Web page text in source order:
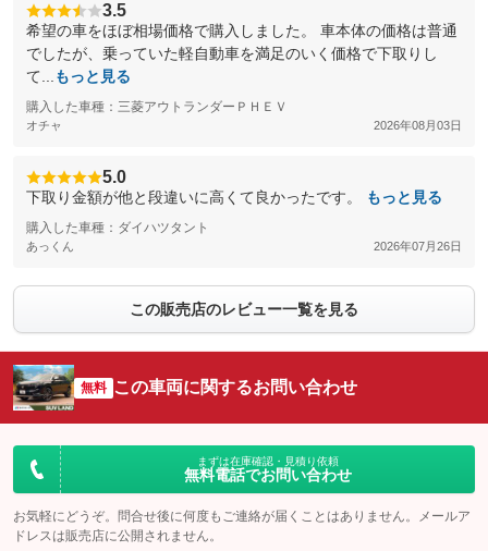
3.5
希望の車をほぼ相場価格で購入しました。 車本体の価格は普通
でしたが、乗っていた軽自動車を満足のいく価格で下取りし
て...
もっと見る
購入した車種：三菱アウトランダーＰＨＥＶ
オチャ 2026年08月03日
5.0
下取り金額が他と段違いに高くて良かったです。 もっと見る
購入した車種：ダイハツタント
あっくん 2026年07月26日
この販売店のレビュー一覧を見る
無料 この車両に関するお問い合わせ
まずは在庫確認・見積り依頼
無料電話でお問い合わせ
お気軽にどうぞ。問合せ後に何度もご連絡が届くことはありません。メールア
ドレスは販売店に公開されません。